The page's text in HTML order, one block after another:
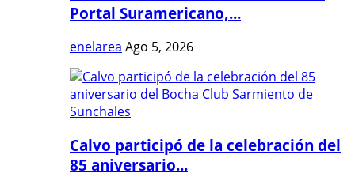
Portal Suramericano,...
enelarea Ago 5, 2026
Calvo participó de la celebración del
85 aniversario...